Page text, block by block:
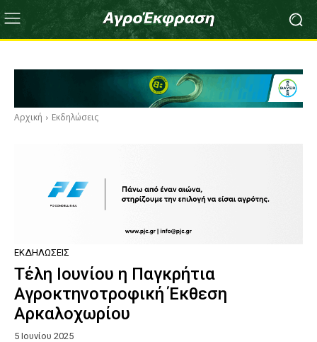
Αρχική Εκδηλώσεις
ΕΚΔΗΛΏΣΕΙΣ
Τέλη Ιουνίου η Παγκρήτια
Αγροκτηνοτροφική Έκθεση
Αρκαλοχωρίου
5 Ιουνίου 2025